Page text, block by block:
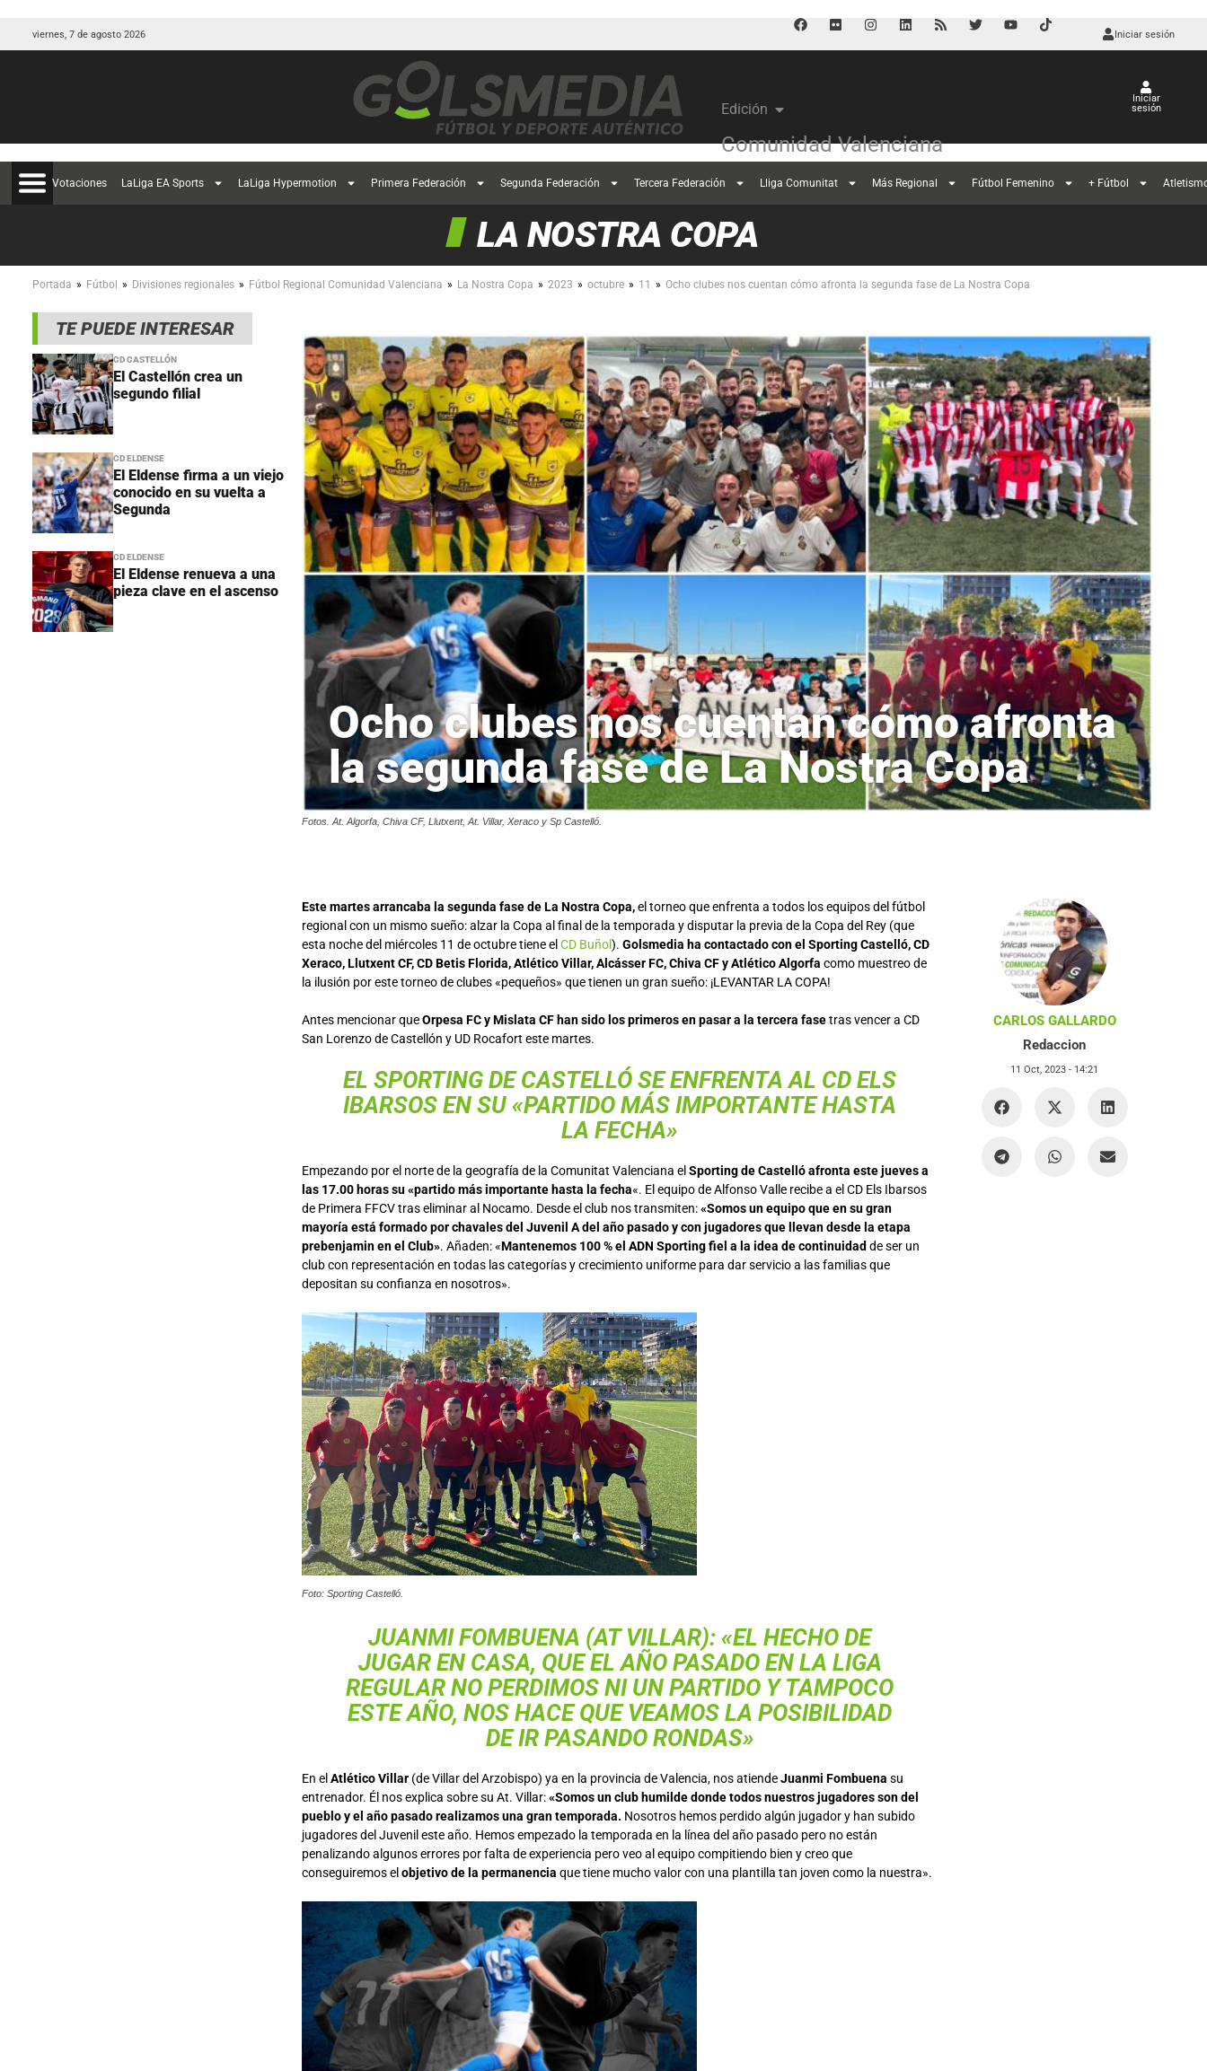
viernes, 7 de agosto 2026 Iniciar sesión
Edición
Comunidad Valenciana
Iniciar
sesión
Votaciones LaLiga EA Sports LaLiga Hypermotion Primera Federación Segunda Federación Tercera Federación Lliga Comunitat Más Regional Fútbol Femenino + Fútbol
LA NOSTRA COPA
Portada » Fútbol » Divisiones regionales » Fútbol Regional Comunidad Valenciana » La Nostra Copa » 2023 » octubre » 11 » Ocho clubes nos cuentan cómo afronta la segunda fase de La Nostra Copa
TE PUEDE INTERESAR
CD CASTELLÓN
El Castellón crea un
segundo filial
CD ELDENSE
El Eldense firma a un viejo
conocido en su vuelta a
Segunda
CD ELDENSE
El Eldense renueva a una
pieza clave en el ascenso
Ocho clubes nos cuentan cómo afronta
la segunda fase de La Nostra Copa
Fotos. At. Algorfa, Chiva CF, Llutxent, At. Villar, Xeraco y Sp Castelló.
Este martes arrancaba la segunda fase de La Nostra Copa,el torneo que enfrenta a todos los equipos del fútbol
regional con un mismo sueño: alzar la Copa al final de la temporada y disputar la previa de la Copa del Rey (que
esta noche del miércoles 11 de octubre tiene el CD Buñol). Golsmedia ha contactado con el Sporting Castelló, CD
Xeraco, Llutxent CF, CD Betis Florida, Atlético Villar, Alcásser FC, Chiva CF y Atlético Algorfa como muestreo de
la ilusión por este torneo de clubes «pequeños» que tienen un gran sueño: ¡LEVANTAR LA COPA!
Antes mencionar queOrpesa FC y Mislata CF han sido los primeros en pasar a la tercera fasetras vencer a CD
San Lorenzo de Castellón y UD Rocafort este martes.
EL SPORTING DE CASTELLÓ SE ENFRENTA AL CD ELS
IBARSOS EN SU «PARTIDO MÁS IMPORTANTE HASTA
LA FECHA»
Empezando por el norte de la geografía de la Comunitat Valenciana el Sporting de Castelló afronta este jueves a
las 17.00 horas su «partido más importante hasta la fecha«. El equipo de Alfonso Valle recibe a el CD Els Ibarsos
de Primera FFCV tras eliminar al Nocamo. Desde el club nos transmiten:«Somos un equipo que en su gran
mayoría está formado por chavales del Juvenil A del año pasado y con jugadores que llevan desde la etapa
prebenjamin en el Club». Añaden: «Mantenemos 100 % el ADN Sporting fiel a la idea de continuidad de ser un
club con representación en todas las categorías y crecimiento uniforme para dar servicio a las familias que
depositan su confianza en nosotros».
Foto: Sporting Castelló.
JUANMI FOMBUENA (AT VILLAR): «EL HECHO DE
JUGAR EN CASA, QUE EL AÑO PASADO EN LA LIGA
REGULAR NO PERDIMOS NI UN PARTIDO Y TAMPOCO
ESTE AÑO, NOS HACE QUE VEAMOS LA POSIBILIDAD
DE IR PASANDO RONDAS»
En el Atlético Villar (de Villar del Arzobispo) ya en la provincia de Valencia, nos atiendeJuanmi Fombuena su
entrenador. Él nos explica sobre su At. Villar:«Somos un club humilde donde todos nuestros jugadores son del
pueblo y el año pasado realizamos una gran temporada. Nosotros hemos perdido algún jugador y han subido
jugadores del Juvenil este año. Hemos empezado la temporada en la línea del año pasado pero no están
penalizando algunos errores por falta de experiencia pero veo al equipo compitiendo bien y creo que
conseguiremos el objetivo de la permanencia que tiene mucho valor con una plantilla tan joven como la nuestra».
CARLOS GALLARDO
Redaccion
11 Oct, 2023 - 14:21